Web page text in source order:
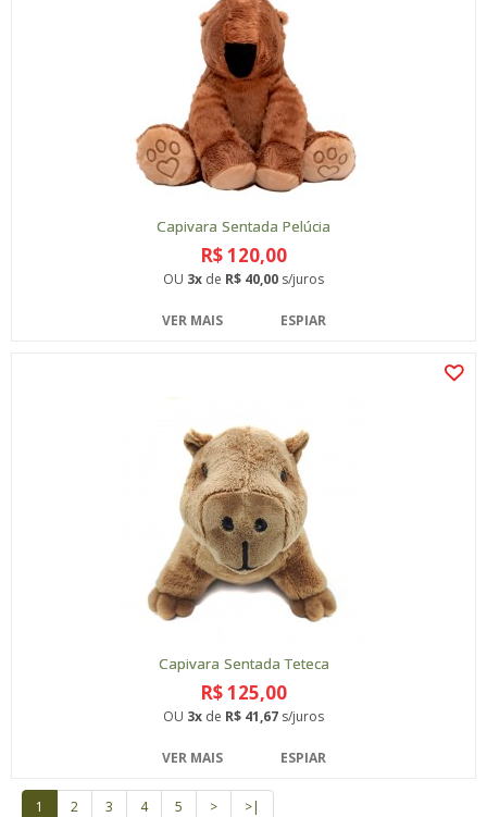
Capivara Sentada Pelúcia
R$ 120,00
OU 3x de R$ 40,00 s/juros
VER MAIS ESPIAR
Capivara Sentada Teteca
R$ 125,00
OU 3x de R$ 41,67 s/juros
VER MAIS ESPIAR
1 2 3 4 5 >
>|